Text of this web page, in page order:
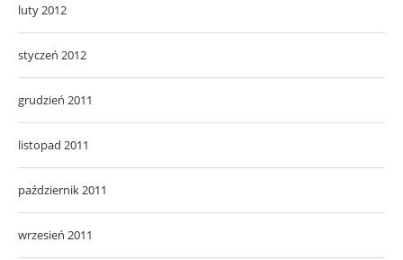
luty 2012
styczeń 2012
grudzień 2011
listopad 2011
październik 2011
wrzesień 2011